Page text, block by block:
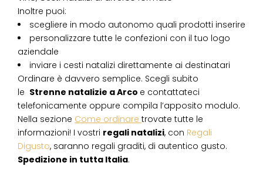
Inoltre puoi:
scegliere in modo autonomo quali prodotti inserire
personalizzare tutte le confezioni con il tuo logo
aziendale
inviare i cesti natalizi direttamente ai destinatari
Ordinare è davvero semplice. Scegli subito
le Strenne natalizie aArco e contattateci
telefonicamente oppure compila l’apposito modulo.
Nella sezione Come ordinare trovate tutte le
informazioni! I vostri regali natalizi, con Regali
Digusto, saranno regali graditi, di autentico gusto.
Spedizione in tutta Italia.